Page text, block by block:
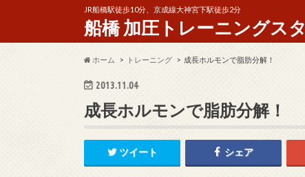
JR船橋駅徒歩10分、京成線大神宮下駅徒歩2分
船橋 加圧トレーニングス
ホーム トレーニング 成長ホルモンで脂肪分解！
2013.11.04
成長ホルモンで脂肪分解！
ツイート シェア